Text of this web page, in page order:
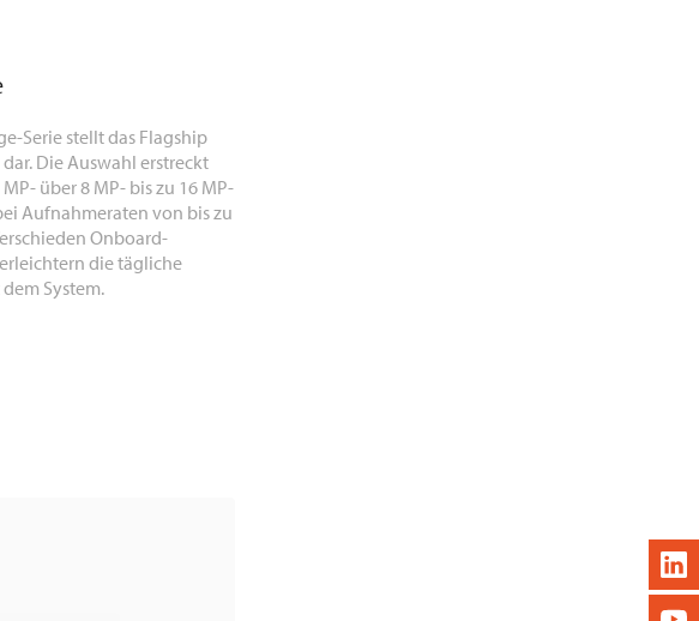
Serie stellt das Flagship
Die Auswahl erstreckt
über 8 MP- bis zu 16 MP-
Aufnahmeraten von bis zu
Onboard-
die tägliche
System.